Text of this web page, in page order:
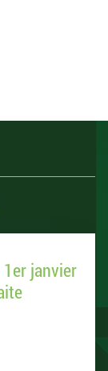
1er janvier